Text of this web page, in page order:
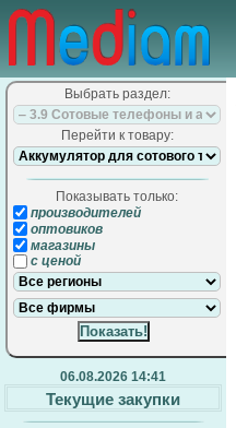
Выбрать раздел:
Перейти к товару:
Показывать только:
производителей
оптовиков
магазины
с ценой
06.08.2026 14:41
Текущие закупки